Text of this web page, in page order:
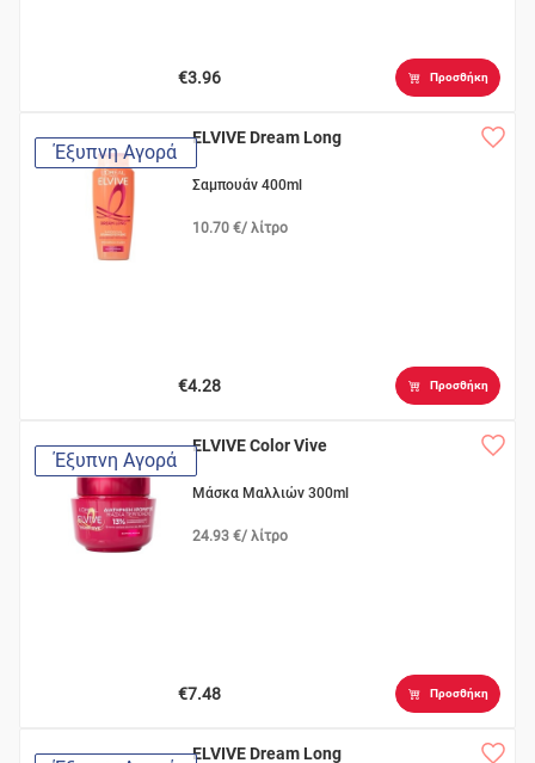
€3.96 Προσθήκη
Έξυπνη Αγορά
ELVIVE Dream Long
Σαμπουάν 400ml
10.70 €/ λίτρο
€4.28 Προσθήκη
Έξυπνη Αγορά
ELVIVE Color Vive
Μάσκα Μαλλιών 300ml
24.93 €/ λίτρο
€7.48 Προσθήκη
ELVIVE Dream Long